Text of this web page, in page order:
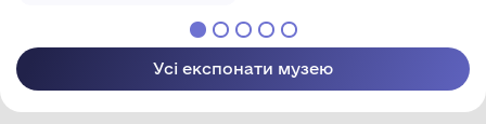
Усі експонати музею